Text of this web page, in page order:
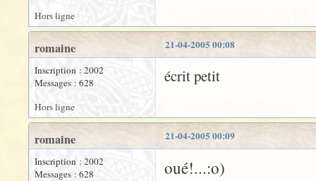
Hors ligne
21-04-2005 00:08
romaine
Inscription : 2002
Messages : 628
écrit petit
Hors ligne
21-04-2005 00:09
romaine
Inscription : 2002
Messages : 628
oué!...:o)